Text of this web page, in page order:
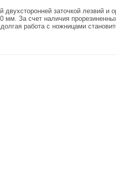
заточкой лезвий и
мм. За счет наличия
работа с ножницами